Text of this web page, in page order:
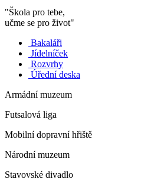
"Škola pro tebe,
učme se pro život"
Bakaláři
Jídelníček
Rozvrhy
Úřední deska
Armádní muzeum
Futsalová liga
Mobilní dopravní hřiště
Národní muzeum
Stavovské divadlo